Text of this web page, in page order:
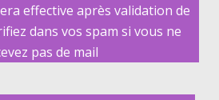
effective après validation de
dans vos spam si vous ne
pas de mail